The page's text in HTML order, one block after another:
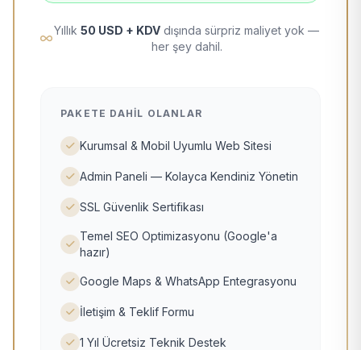
Yıllık 50 USD + KDV dışında sürpriz maliyet yok —
her şey dahil.
PAKETE DAHIL OLANLAR
Kurumsal & Mobil Uyumlu Web Sitesi
Admin Paneli — Kolayca Kendiniz Yönetin
SSL Güvenlik Sertifikası
Temel SEO Optimizasyonu (Google'a
hazır)
Google Maps & WhatsApp Entegrasyonu
İletişim & Teklif Formu
1 Yıl Ücretsiz Teknik Destek